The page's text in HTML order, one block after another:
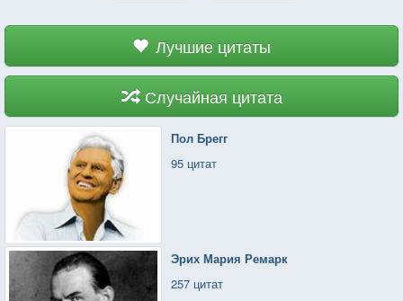
Лучшие цитаты
Случайная цитата
Пол Брегг
95 цитат
Эрих Мария Ремарк
257 цитат